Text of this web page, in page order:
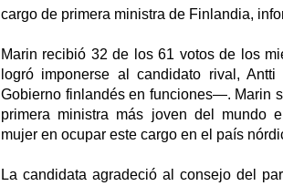
cargo de primera ministra de Finlandia,
Marin recibió 32 de los 61 votos de los
logró imponerse al candidato rival,
Gobierno finlandés en funciones—. Marin
primera ministra más joven del mundo
mujer en ocupar este cargo en el país
La candidata agradeció al consejo del